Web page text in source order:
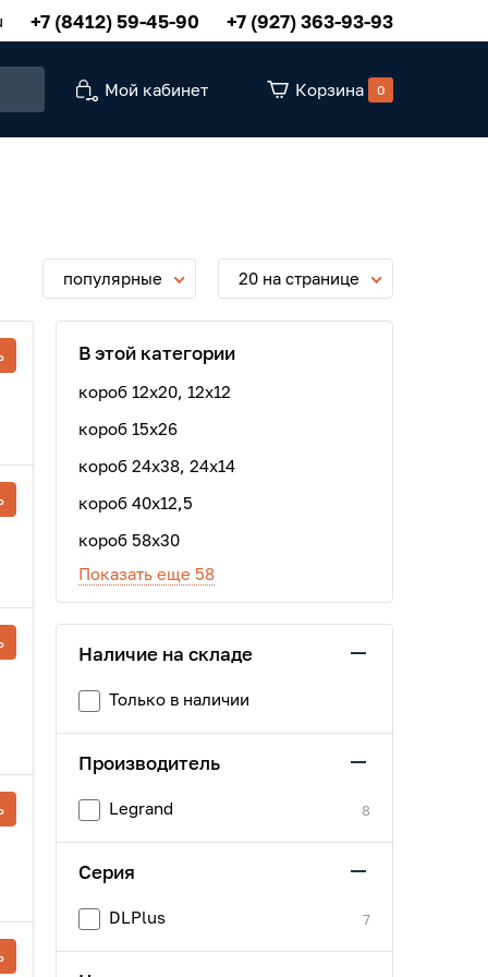
+7 (8412) 59-45-90 +7 (927) 363-93-93
Мой кабинет Корзина 0
популярные 20 на странице
В этой категории
короб 12x20, 12x12
короб 15x26
короб 24x38, 24x14
короб 40х12,5
короб 58x30
Показать еще 58
Наличие на складе
Только в наличии
Производитель
Legrand 8
Серия
DLPlus 7